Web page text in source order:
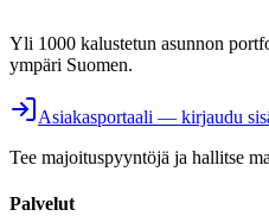
Yli 1000 kalustetun asunnon
ympäri Suomen.
Asiakasportaali — kirjaudu
Tee majoituspyyntöjä ja hallitse
Palvelut